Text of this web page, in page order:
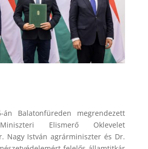
Balatonfüreden megrendezett
Elismerő Oklevelet
Nagy István agrárminiszter és Dr.